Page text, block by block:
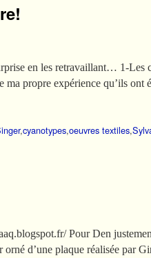
en les retravaillant… 1-Les
ma propre expérience qu’ils ont
,cyanotypes,oeuvres textiles,
Pour Den
orné d’une plaque réalisée par